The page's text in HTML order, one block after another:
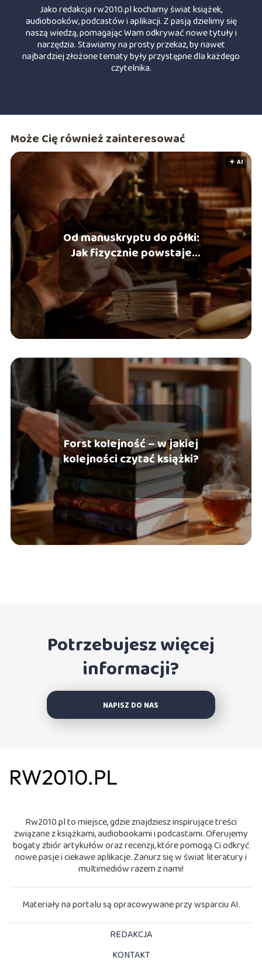
Jako redakcja rw2010.pl kochamy świat książek,
audiobooków, podcastów i aplikacji. Z pasją dzielimy się
naszą wiedzą, pomagając Wam odkrywać nowe tytuły i
narzędzia. Stawiamy na prosty przekaz, by nawet
najbardziej złożone tematy były przystępne dla każdego
czytelnika.
Może Cię również zainteresować
🟅 AI
Od manuskryptu do półki:
Jak fizycznie powstaje
książka?
Forst kolejność – w jakiej
kolejności czytać książki?
Potrzebujesz więcej
informacji?
NAPISZ DO NAS
Rw2010.pl to miejsce, gdzie znajdziesz inspirujące treści
związane z książkami, audiobookami i podcastami. Oferujemy
bogaty zbiór artykułów oraz recenzji, które pomogą Ci odkryć
nowe pasje i ciekawe aplikacje. Zanurz się w świat literatury i
multimediów razem z nami!
Materiały na portalu są opracowywane przy wsparciu AI.
REDAKCJA
KONTAKT